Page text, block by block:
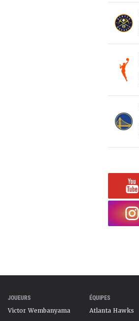
JOUEURS
Victor Wembanyama
ÉQUIPES
Atlanta Hawks